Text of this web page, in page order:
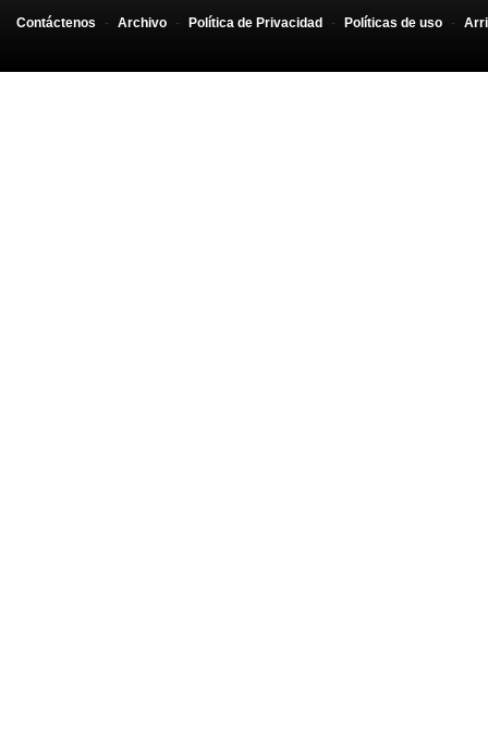
Contáctenos - Archivo - Política de Privacidad - Políticas de uso -